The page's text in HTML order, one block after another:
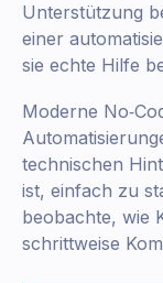
Unterstützung
einer
sie echte Hilfe
Moderne
technischen
ist, einfach zu
beobachte, wie
schrittweise